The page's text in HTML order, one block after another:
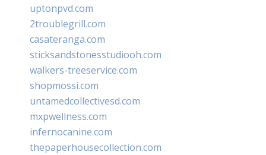
uptonpvd.com
2troublegrill.com
casateranga.com
sticksandstonesstudiooh.com
walkers-treeservice.com
shopmossi.com
untamedcollectivesd.com
mxpwellness.com
infernocanine.com
thepaperhousecollection.com